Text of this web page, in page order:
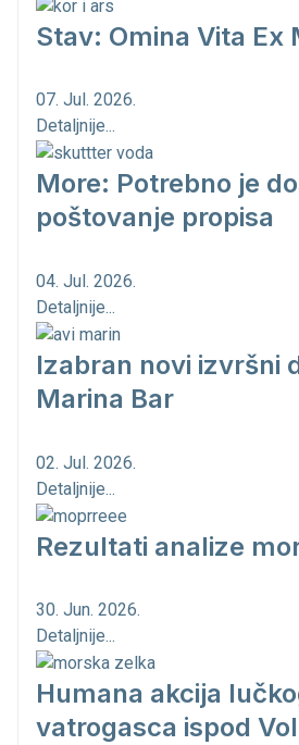
Stav: Omina Vita Ex
07. Jul. 2026.
Detaljnije...
More: Potrebno je
poštovanje propisa
04. Jul. 2026.
Detaljnije...
Izabran novi izvršni
Marina Bar
02. Jul. 2026.
Detaljnije...
Rezultati analize
30. Jun. 2026.
Detaljnije...
Humana akcija
vatrogasca ispod